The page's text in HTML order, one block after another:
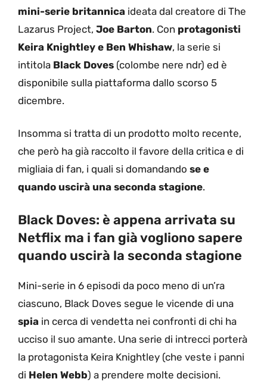
mini-serie britannica ideata dal creatore di The
Lazarus Project, Joe Barton. Con protagonisti
Keira Knightley e Ben Whishaw, la serie si
intitola Black Doves (colombe nere ndr) ed è
disponibile sulla piattaforma dallo scorso 5
dicembre.
Insomma si tratta di un prodotto molto recente,
che però ha già raccolto il favore della critica e di
migliaia di fan, i quali si domandando se e
quando uscirà una seconda stagione.
Black Doves: è appena arrivata su
Netflix ma i fan già vogliono sapere
quando uscirà la seconda stagione
Mini-serie in 6 episodi da poco meno di un’ra
ciascuno, Black Doves segue le vicende di una
spia in cerca di vendetta nei confronti di chi ha
ucciso il suo amante. Una serie di intrecci porterà
la protagonista Keira Knightley (che veste i panni
di Helen Webb) a prendere molte decisioni.